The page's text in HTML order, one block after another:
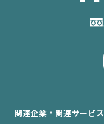
関連企業・関連サービス